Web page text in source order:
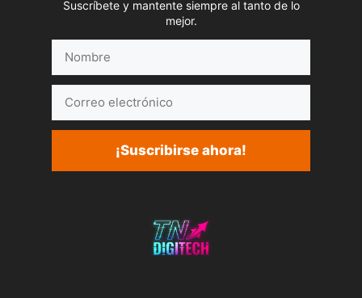
Suscríbete y mantente siempre al tanto de lo
mejor.
electrónico
¡Suscribirse ahora!